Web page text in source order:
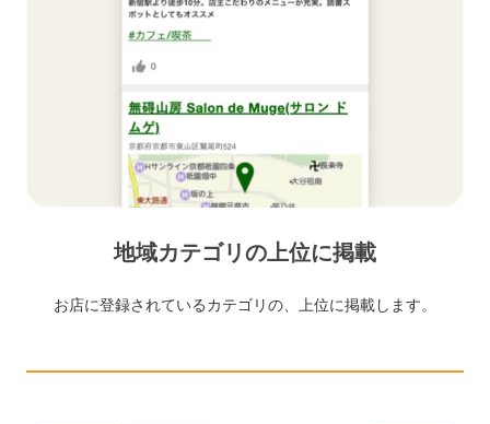
地域カテゴリの上位に掲載
お店に登録されているカテゴリの、上位に掲載します。